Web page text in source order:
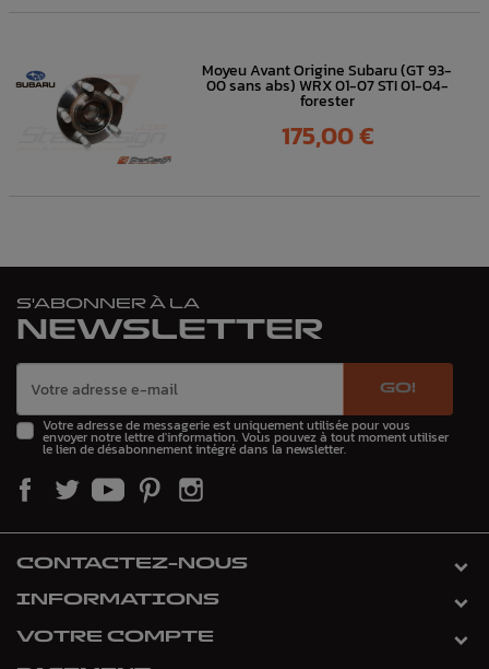
Moyeu Avant Origine Subaru (GT 93-
00 sans abs) WRX 01-07 STI 01-04-
forester
Prix
175,00 €
S'ABONNER À LA
NEWSLETTER
GO!
Votre adresse de messagerie est uniquement utilisée pour vous
envoyer notre lettre d'information. Vous pouvez à tout moment utiliser
le lien de désabonnement intégré dans la newsletter.
CONTACTEZ-NOUS
INFORMATIONS
VOTRE COMPTE